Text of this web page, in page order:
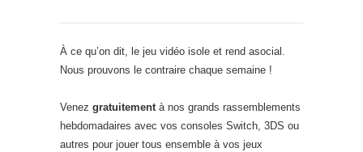
À ce qu’on dit, le jeu vidéo isole et rend asocial.
Nous prouvons le contraire chaque semaine !
Venez gratuitementà nos grands rassemblements
hebdomadaires avec vos consoles Switch, 3DS ou
autres pour jouer tous ensemble à vos jeux